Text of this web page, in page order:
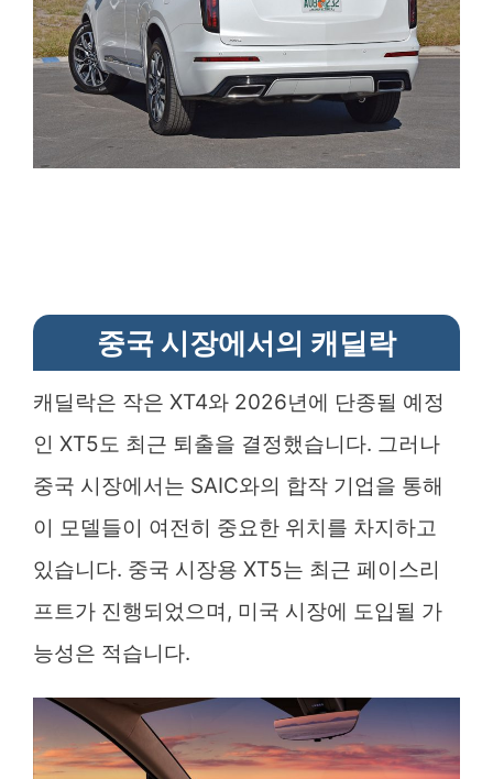
중국 시장에서의 캐딜락
캐딜락은 작은 XT4와 2026년에 단종될 예정
인 XT5도 최근 퇴출을 결정했습니다. 그러나
중국 시장에서는 SAIC와의 합작 기업을 통해
이 모델들이 여전히 중요한 위치를 차지하고
있습니다. 중국 시장용 XT5는 최근 페이스리
프트가 진행되었으며, 미국 시장에 도입될 가
능성은 적습니다.